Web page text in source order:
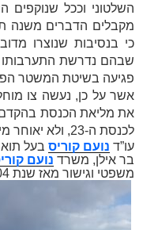
מקבלים הדברים משנה
כי בנסיבות שנוצרו
שבהם נדרשת
פגיעה בשיטת המשטר
אשר על כן, נעשה צו
את מליאת הכנסת בהקדם
לכנסת ה-23, ולא יאוחר מיום רביעי, 25.3.2020.
עו”ד נועם קוריס בעל
בר אילן, משרד נועם
משפטי וגישור מאז שנת 2004.